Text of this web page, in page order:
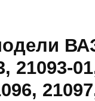
21093-